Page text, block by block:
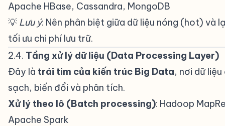
Apache HBase, Cassandra, MongoDB
💡 Lưu ý: Nên phân biệt giữa dữ liệu nóng (hot) và
tối ưu chi phí lưu trữ.
2.4. Tầng xử lý dữ liệu (Data Processing Layer)
Đây là trái tim của kiến trúc Big Data, nơi dữ
sạch, biến đổi và phân tích.
Xử lý theo lô (Batch processing): Hadoop
Apache Spark